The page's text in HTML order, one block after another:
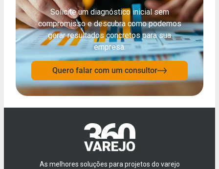
Solicite um diagnóstico inicial sem
compromisso e descubra como podemos
gerar resultados concretos para sua
empresa.
Quero falar com um consultor
As melhores soluções para projetos do varejo